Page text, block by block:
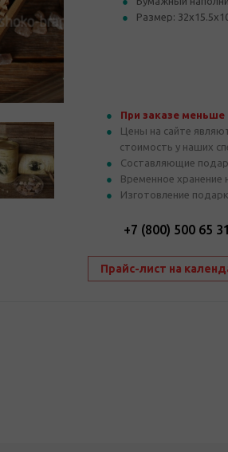
Размер:
При заказе
Цены на сайте
стоимость у наших
Составляющие
Временное хранение
Изготовление
+7 (800) 500 65 31
Прайс-лист на